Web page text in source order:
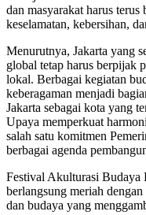
dan masyarakat harus
keselamatan, kebersihan,
Menurutnya, Jakarta yang
global tetap harus berpijak
lokal. Berbagai kegiatan
keberagaman menjadi
Jakarta sebagai kota yang
Upaya memperkuat
salah satu komitmen
berbagai agenda
Festival Akulturasi
berlangsung meriah
dan budaya yang